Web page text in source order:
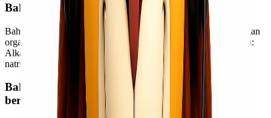
Bahan Korosi
Bahan ini merupakan bahan atau zat yang bisa melarutkan jaringan
organik atau menimbulkan korosi atau karat pada logam. Contoh:
Alkali – kalium, hidroksida, Asam sulfat, Asam klorida, Alkali –
natrium hidroksida.
Bahan atau barang lainnya yang dianggap
berbahaya.